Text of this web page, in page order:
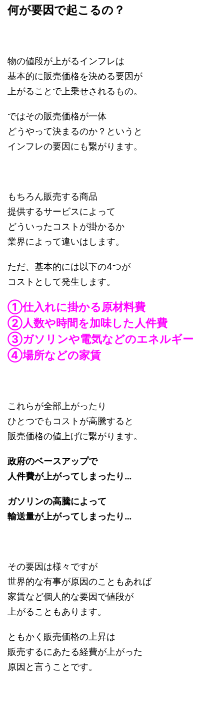
何が要因で起こるの？
物の値段が上がるインフレは
基本的に販売価格を決める要因が
上がることで上乗せされるもの。
ではその販売価格が一体
どうやって決まるのか？というと
インフレの要因にも繋がります。
もちろん販売する商品
提供するサービスによって
どういったコストが掛かるか
業界によって違いはします。
ただ、基本的には以下の4つが
コストとして発生します。
①仕入れに掛かる原材料費
②人数や時間を加味した人件費
③ガソリンや電気などのエネルギー
④場所などの家賃
これらが全部上がったり
ひとつでもコストが高騰すると
販売価格の値上げに繋がります。
政府のベースアップで
人件費が上がってしまったり…
ガソリンの高騰によって
輸送量が上がってしまったり…
その要因は様々ですが
世界的な有事が原因のこともあれば
家賃など個人的な要因で値段が
上がることもあります。
ともかく販売価格の上昇は
販売するにあたる経費が上がった
原因と言うことです。